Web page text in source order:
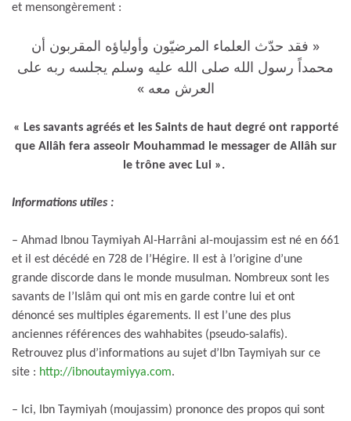
et mensongèrement :
« فقد حدّث العلماء المرضيّون وأولياؤه المقربون أن
محمداً رسول الله صلى الله عليه وسلم يجلسه ربه على
العرش معه »
« Les savants agréés et les Saints de haut degré ont rapporté
que Allâh fera asseoir Mouhammad le messager de Allâh sur
le trône avec Lui ».
Informations utiles :
– Ahmad Ibnou Taymiyah Al-Harrâni al-moujassim est né en 661
et il est décédé en 728 de l’Hégire. Il est à l’origine d’une
grande discorde dans le monde musulman. Nombreux sont les
savants de l’Islâm qui ont mis en garde contre lui et ont
dénoncé ses multiples égarements. Il est l’une des plus
anciennes références des wahhabites (pseudo-salafis).
Retrouvez plus d’informations au sujet d’Ibn Taymiyah sur ce
site : http://ibnoutaymiyya.com.
– Ici, Ibn Taymiyah (moujassim) prononce des propos qui sont